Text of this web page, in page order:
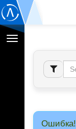
Переключение
навигации
Ошибка!